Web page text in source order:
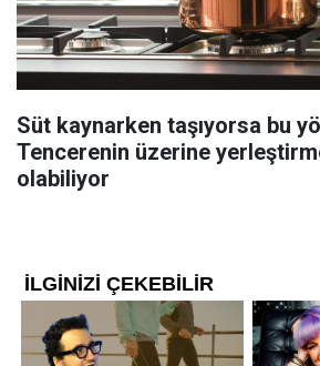
Süt kaynarken taşıyorsa bu
Tencerenin üzerine
olabiliyor